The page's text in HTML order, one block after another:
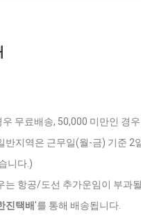
우 무료배송, 50,000 미만인 경
반지역은 근무일(월-금) 기준
니다.)
는 항공/도선 추가운임이 부과
진택배'를 통해 배송됩니다.